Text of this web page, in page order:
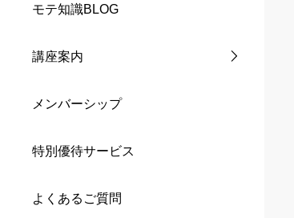
モテ知識BLOG
講座案内
メンバーシップ
特別優待サービス
よくあるご質問